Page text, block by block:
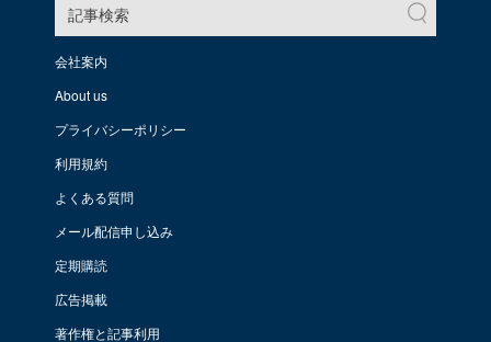
記事検索
会社案内
About us
プライバシーポリシー
利用規約
よくある質問
メール配信申し込み
定期購読
広告掲載
著作権と記事利用